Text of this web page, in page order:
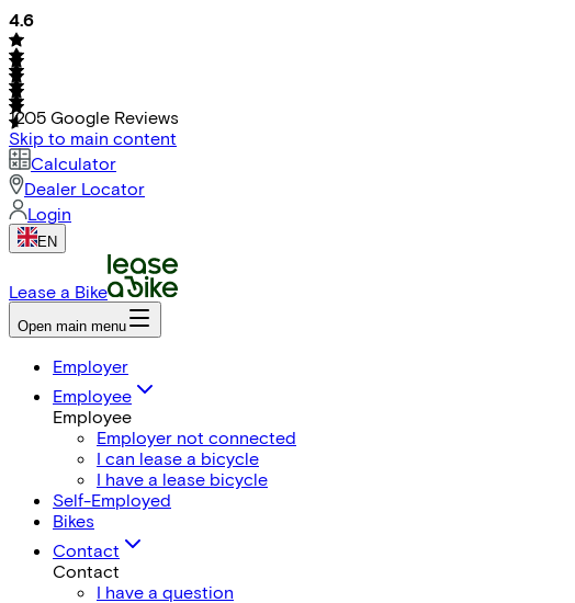
4.6
1205 Google Reviews
Skip to main content
Calculator
Dealer Locator
Login
EN
Lease a Bike
Open main menu
Employer
Employee
Employee
Employer not connected
I can lease a bicycle
I have a lease bicycle
Self-Employed
Bikes
Contact
Contact
I have a question